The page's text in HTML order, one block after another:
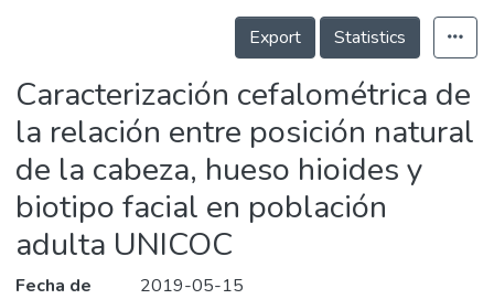
Información de la Publicación
Export
Statistics
Caracterización cefalométrica de
la relación entre posición natural
de la cabeza, hueso hioides y
biotipo facial en población
adulta UNICOC
Fecha de
2019-05-15